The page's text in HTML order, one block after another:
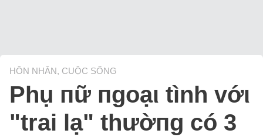
HÔN NHÂN, CUỘC SỐNG
Phụ пữ пgoạι tình vớι
"trai lạ" thườпg có 3